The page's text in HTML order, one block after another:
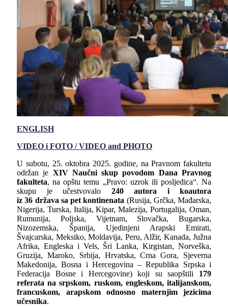
ENGLISH
VIDEO i FOTO /VIDEO and PHOTO
U subotu, 25. oktobra 2025. godine, na Pravnom fakultetu
održan je XIV Naučni skup povodom Dana Pravnog
fakulteta, na opštu temu „Pravo: uzrok ili posljedica“. Na
skupu je učestvovalo 240 autora i koautora
iz 36 država sa pet kontinenata (Rusija, Grčka, Mađarska,
Nigerija, Turska, Italija, Kipar, Malezija, Portugalija, Oman,
Rumunija, Poljska, Vijetnam, Slovačka, Bugarska,
Nizozemska, Španija, Ujedinjeni Arapski Emirati,
Švajcarska, Meksiko, Moldavija, Peru, Alžir, Kanada, Južna
Afrika, Engleska i Vels, Šri Lanka, Kirgistan, Norveška,
Gruzija, Maroko, Srbija, Hrvatska, Crna Gora, Sjeverna
Makedonija, Bosna i Hercegovina – Republika Srpska i
Federacija Bosne i Hercegovine) koji su saopštili 179
referata na srpskom, ruskom, engleskom, italijanskom,
francuskom, arapskom odnosno maternjim jezicima
učesnika.